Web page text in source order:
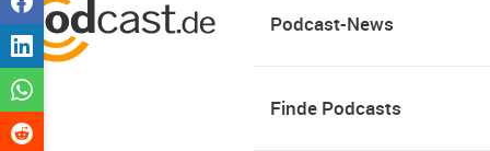
Podcast-News
Finde Podcasts